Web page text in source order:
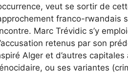
veut se sortir de
franco-rwandais
Marc Trévidic s’y
retenus par son
Alger et d’autres
ou ses variantes